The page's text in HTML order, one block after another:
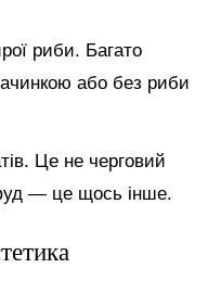
риби. Багато
або без риби
Це не черговий
— це щось інше.